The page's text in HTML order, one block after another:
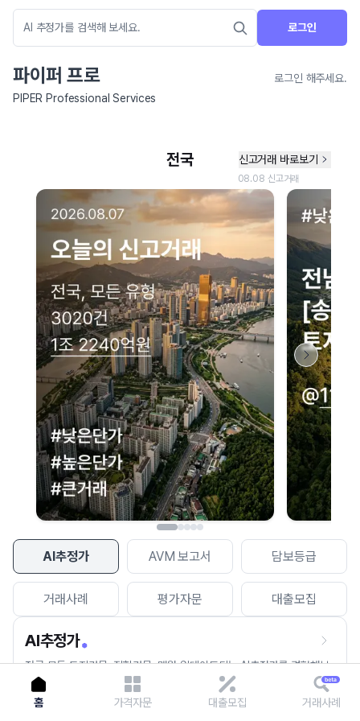
로그인
파이퍼 프로
로그인 해주세요.
PIPER Professional Services
AI추정가 AVM 보고서 담보등급
거래사례 평가자문 대출모집
AI추정가
전국 모든 토지건물, 집합건물, 매월 업데이트되는 AI추정가를 경험해보
세요.
네이버 지도 연결 안내
현재 네이버 지도 연결이 원활하지 않아 지도를 불러올 수 없습니다.
이용에 불편을 드려 죄송합니다.
다시 시도
홈 가격자문 대출모집 거래사례